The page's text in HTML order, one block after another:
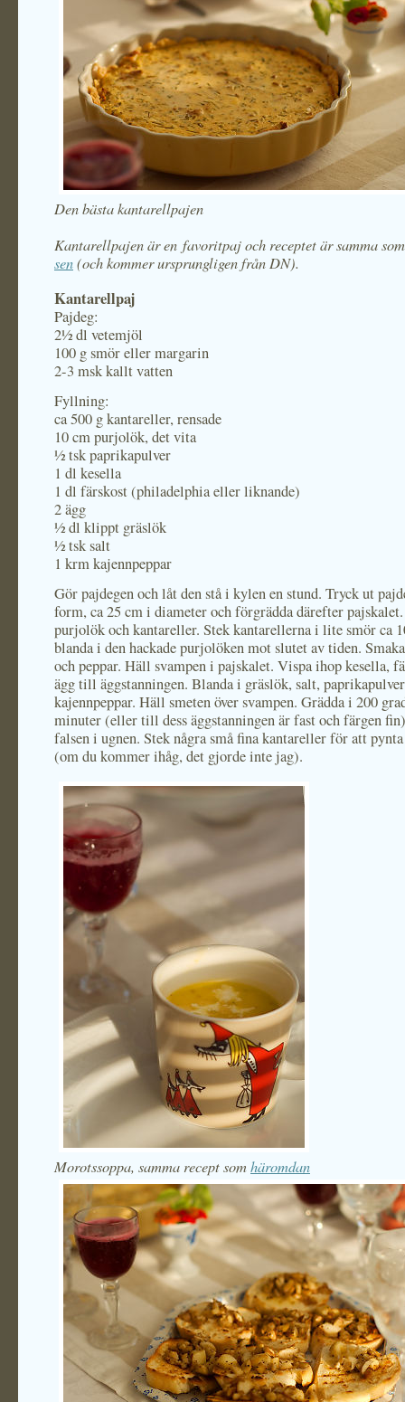
Den bästa kantarellpajen
Kantarellpajen är en favoritpaj och receptet är samma
sen(och kommer ursprungligen från DN).
Kantarellpaj
Pajdeg:
2½ dl vetemjöl
100 g smör eller margarin
2-3 msk kallt vatten
Fyllning:
ca 500 g kantareller, rensade
10 cm purjolök, det vita
½ tsk paprikapulver
1 dl kesella
1 dl färskost (philadelphia eller liknande)
2 ägg
½ dl klippt gräslök
½ tsk salt
1 krm kajennpeppar
Gör pajdegen och låt den stå i kylen en stund. Tryck ut
form, ca 25 cm i diameter och förgrädda därefter
purjolök och kantareller. Stek kantarellerna i lite smör ca
blanda i den hackade purjolöken mot slutet av tiden.
och peppar. Häll svampen i pajskalet. Vispa ihop kesella,
ägg till äggstanningen. Blanda i gräslök, salt,
kajennpeppar. Häll smeten över svampen. Grädda i 200
minuter (eller till dess äggstanningen är fast och färgen
falsen i ugnen. Stek några små fina kantareller för att
(om du kommer ihåg, det gjorde inte jag).
Morotssoppa, samma recept somhäromdan